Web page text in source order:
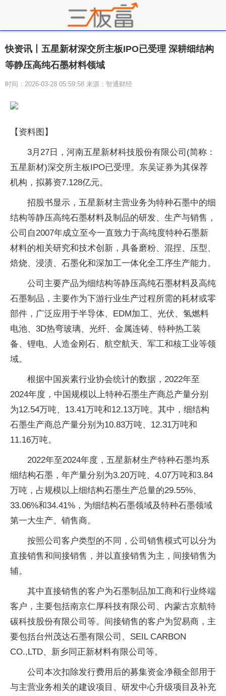
快资讯丨五星新材深交所主板IPO已受理 深耕细结构
等静压高纯石墨材料领域
时间：2026-03-28 05:59:58 来源：智通财经
【资料图】
3月27日，河南五星新材科技股份有限公司(简称：
五星新材)深交所主板IPO已受理。东吴证券为其保荐
机构，拟募资7.128亿元。
招股书显示，五星新材主营业务为特种石墨中的细
结构等静压高纯石墨材料及制品的研发、生产与销售，
公司自2007年成立至今一直致力于高纯度特种石墨新
材料的相关研究和技术创新，具备磨粉、混捏、压型、
焙烧、浸渍、石墨化和深加工一体化全工序生产能力。
公司主要产品为细结构等静压高纯石墨材料及高纯
石墨制品，主要作为下游行业生产过程所需的耗材或零
部件，广泛应用于半导体、EDM加工、光伏、氢燃料
电池、3D热弯玻璃、光纤、金属连铸、特种热工装
备、锂电、人造金刚石、航空航天、军工和核工业等领
域。
根据中国炭素行业协会统计的数据，2022年至
2024年度，中国规模以上特种石墨生产商总产量分别
为12.54万吨、13.41万吨和12.13万吨。其中，细结构
石墨生产商总产量分别为10.83万吨、12.31万吨和
11.16万吨。
2022年至2024年度，五星新材生产特种石墨均系
细结构石墨，年产量分别为3.20万吨、4.07万吨和3.84
万吨，占规模以上细结构石墨生产总量的29.55%、
33.06%和34.41%，为细结构石墨领域及特种石墨领域
第一大生产、销售商。
按照公司客户类型的不同，公司销售模式可以分为
直接销售和间接销售，并以直接销售为主，间接销售为
辅。
其中直接销售的客户为石墨制品加工商和行业终端
客户，主要包括南京仁厚科技有限公司、内蒙古京航特
碳科技股份有限公司等。间接销售的客户为贸易商，主
要包括台州茂达石墨有限公司、SEIL CARBON
CO.,LTD、新乡同正新材料有限公司等。
公司本次扣除发行费用后的募集资金净额全部用于
与主营业务相关的建设项目、研发中心升级项目及补充